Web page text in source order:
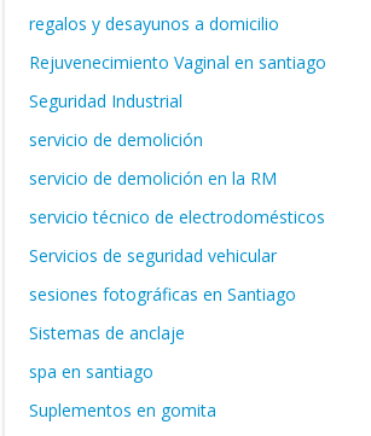
regalos y desayunos a domicilio
Rejuvenecimiento Vaginal en santiago
Seguridad Industrial
servicio de demolición
servicio de demolición en la RM
servicio técnico de electrodomésticos
Servicios de seguridad vehicular
sesiones fotográficas en Santiago
Sistemas de anclaje
spa en santiago
Suplementos en gomita